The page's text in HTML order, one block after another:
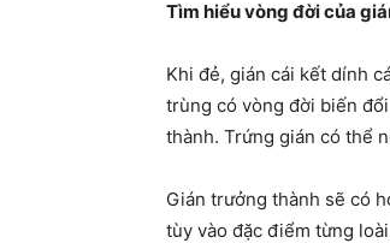
Tìm hiểu vòng đời của
Khi đẻ, gián cái kết dính
trùng có vòng đời biến
thành. Trứng gián có thể
Gián trưởng thành sẽ có
tùy vào đặc điểm từng